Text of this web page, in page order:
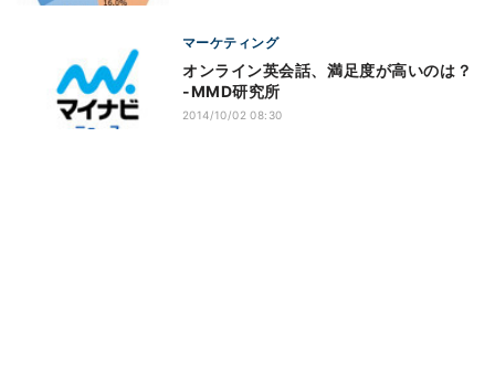
マーケティング
オンライン英会話、満足度が高いのは？
-MMD研究所
2014/10/02 08:30